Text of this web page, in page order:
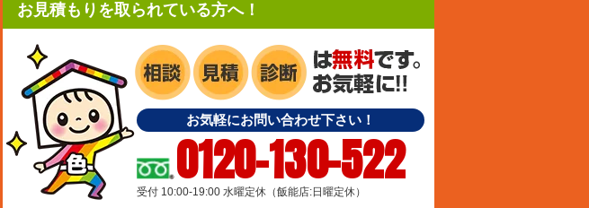
お見積もりを取られている方へ！
お気軽にお問い合わせ下さい！
0120-130-522
受付 10:00-19:00 水曜定休（飯能店:日曜定休）